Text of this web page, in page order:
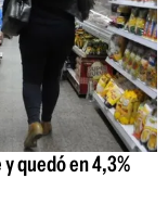
quedó en 4,3%